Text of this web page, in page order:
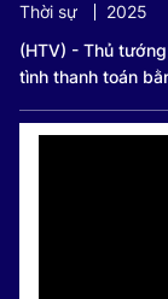
Time
Thời sự
2025
(HTV) - Thủ
tình thanh toán